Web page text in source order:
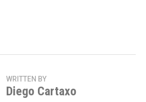
WRITTEN BY
Diego Cartaxo
Flipboard
Reddit